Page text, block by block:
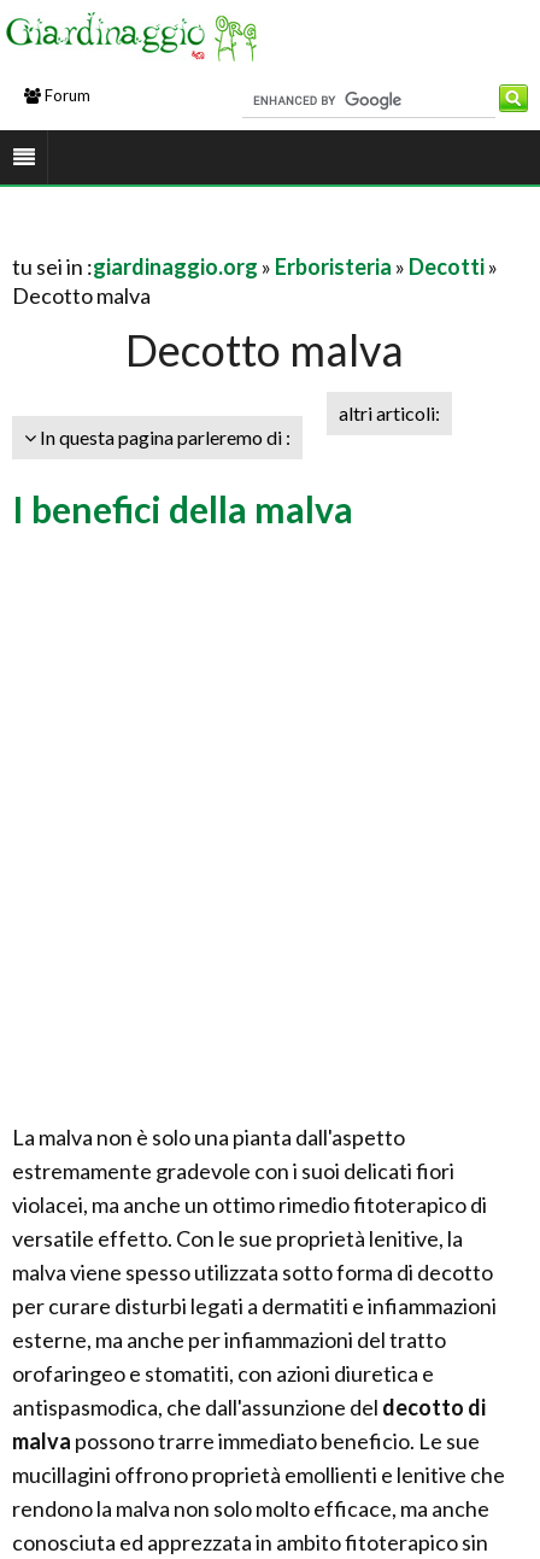
Forum
tu sei in :giardinaggio.org » Erboristeria » Decotti»
Decotto malva
Decotto malva
In questa pagina parleremo di :
altri articoli:
I benefici della malva
La malva non è solo una pianta dall'aspetto
estremamente gradevole con i suoi delicati fiori
violacei, ma anche un ottimo rimedio fitoterapico di
versatile effetto. Con le sue proprietà lenitive, la
malva viene spesso utilizzata sotto forma di decotto
per curare disturbi legati a dermatiti e infiammazioni
esterne, ma anche per infiammazioni del tratto
orofaringeo e stomatiti, con azioni diuretica e
antispasmodica, che dall'assunzione del decotto di
malva possono trarre immediato beneficio. Le sue
mucillagini offrono proprietà emollienti e lenitive che
rendono la malva non solo molto efficace, ma anche
conosciuta ed apprezzata in ambito fitoterapico sin